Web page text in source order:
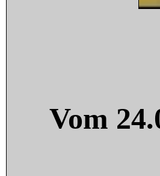
Vom